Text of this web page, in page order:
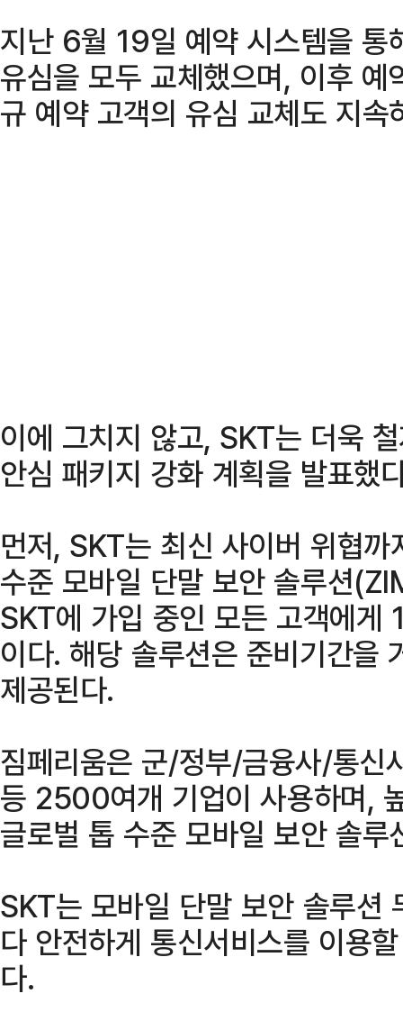
지난 6월 19일 예약 시스템을
유심을 모두 교체했으며, 이후
규 예약 고객의 유심 교체도 지속
이에 그치지 않고, SKT는 더욱
안심 패키지 강화 계획을 발표했
먼저, SKT는 최신 사이버 위협
수준 모바일 단말 보안 솔루션
SKT에 가입 중인 모든 고객에게
이다. 해당 솔루션은 준비기간을
제공된다.
짐페리움은 군/정부/금융사/통신
등 2500여개 기업이 사용하며,
글로벌 톱 수준 모바일 보안 솔루
SKT는 모바일 단말 보안 솔루션
다 안전하게 통신서비스를 이용
다.